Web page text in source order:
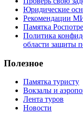
Юридические
Рекомендации
Памятка
Политика
области защиты
Полезное
Памятка туристу
Вокзалы и
Лента туров
Новости